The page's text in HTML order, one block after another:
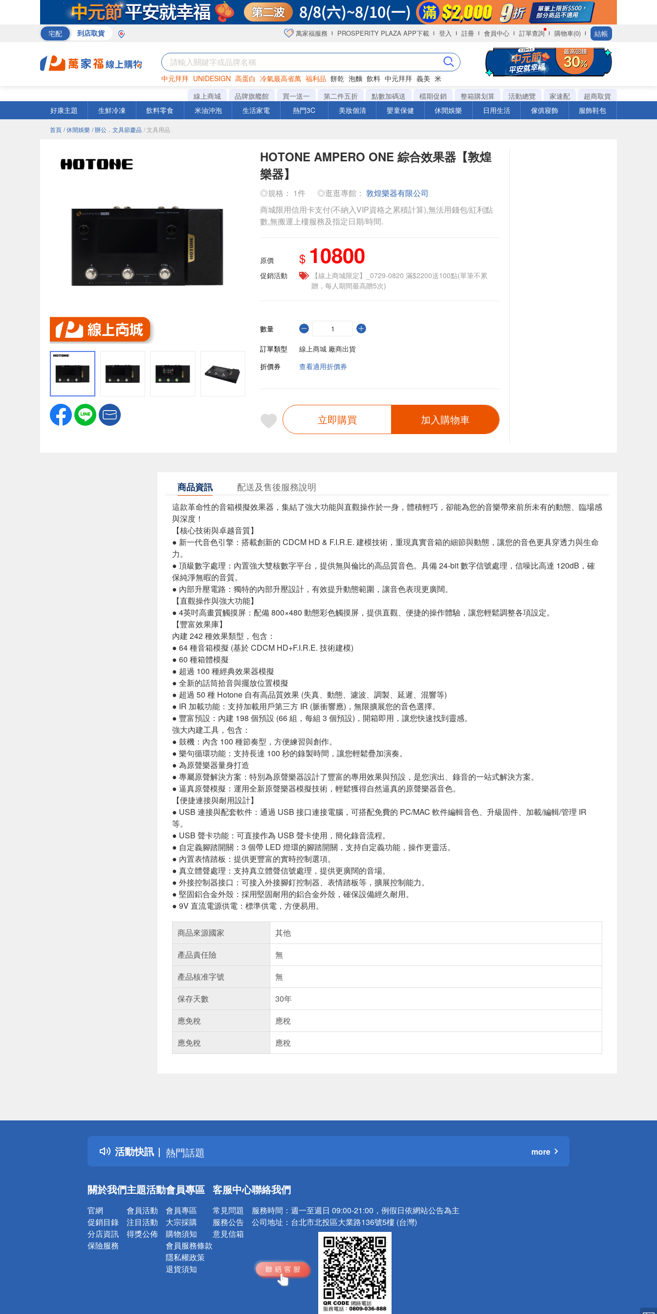
宅配 到店取貨 萬家福服務 PROSPERITY PLAZA APP下載 登入 註冊 會員中心 訂單查詢 購物車(0) 結帳
中元拜拜 UNIDESIGN 高蛋白 冷氣最高省萬 福利品 餅乾 泡麵 飲料 中元拜拜 義美 米
罐頭 咖啡 海苔
線上商城 品牌旗艦館 買一送一 第二件五折 點數加碼送 檔期促銷 整箱購划算 活動總覽 家速配
超商取貨
好康主題
生鮮冷凍 飲料零食 米油沖泡 生活家電 熱門3C 美妝個清 嬰童保健 休閒娛樂 日用生活 傢俱寢飾 服飾鞋包
首頁 / 休閒娛樂 / 辦公．文具節慶品 / 文具用品
HOTONE AMPERO ONE 綜合效果器【敦煌
樂器】
◎規格： 1件 ◎逛逛專館： 敦煌樂器有限公司
商城限用信用卡支付(不納入VIP資格之累積計算),無法用錢包/紅利點
數,無搬運上樓服務及指定日期/時間.
原價 $ 10800
促銷活動
【線上商城限定】_0729-0820 滿$2200送100點(單筆不累
贈，每人期間最高贈5次)
數量
訂單類型
線上商城 廠商出貨
折價券
查看適用折價券
立即購買 加入購物車
商品資訊 配送及售後服務說明
這款革命性的音箱模擬效果器，集結了強大功能與直觀操作於一身，體積輕巧，卻能為您的音樂帶來前所未有的動態、臨場感
與深度！
【核心技術與卓越音質】
● 新一代音色引擎：搭載創新的 CDCM HD & F.I.R.E. 建模技術，重現真實音箱的細節與動態，讓您的音色更具穿透力與生命
力。
● 頂級數字處理：內置強大雙核數字平台，提供無與倫比的高品質音色。具備 24-bit 數字信號處理，信噪比高達 120dB，確
保純淨無暇的音質。
● 內部升壓電路：獨特的內部升壓設計，有效提升動態範圍，讓音色表現更廣闊。
【直觀操作與強大功能】
● 4英吋高畫質觸摸屏：配備 800×480 動態彩色觸摸屏，提供直觀、便捷的操作體驗，讓您輕鬆調整各項設定。
【豐富效果庫】
內建 242 種效果類型，包含：
● 64 種音箱模擬 (基於 CDCM HD+F.I.R.E. 技術建模)
● 60 種箱體模擬
● 超過 100 種經典效果器模擬
● 全新的話筒拾音與擺放位置模擬
● 超過 50 種 Hotone 自有高品質效果 (失真、動態、濾波、調製、延遲、混響等)
● IR 加載功能：支持加載用戶第三方 IR (脈衝響應)，無限擴展您的音色選擇。
● 豐富預設：內建 198 個預設 (66 組，每組 3 個預設)，開箱即用，讓您快速找到靈感。
強大內建工具，包含：
● 鼓機：內含 100 種節奏型，方便練習與創作。
● 樂句循環功能：支持長達 100 秒的錄製時間，讓您輕鬆疊加演奏。
● 為原聲樂器量身打造
● 專屬原聲解決方案：特別為原聲樂器設計了豐富的專用效果與預設，是您演出、錄音的一站式解決方案。
● 逼真原聲模擬：運用全新原聲樂器模擬技術，輕鬆獲得自然逼真的原聲樂器音色。
【便捷連接與耐用設計】
● USB 連接與配套軟件：通過 USB 接口連接電腦，可搭配免費的 PC/MAC 軟件編輯音色、升級固件、加載/編輯/管理 IR
等。
● USB 聲卡功能：可直接作為 USB 聲卡使用，簡化錄音流程。
● 自定義腳踏開關：3 個帶 LED 燈環的腳踏開關，支持自定義功能，操作更靈活。
● 內置表情踏板：提供更豐富的實時控制選項。
● 真立體聲處理：支持真立體聲信號處理，提供更廣闊的音場。
● 外接控制器接口：可接入外接腳釘控制器、表情踏板等，擴展控制能力。
● 堅固鋁合金外殼：採用堅固耐用的鋁合金外殼，確保設備經久耐用。
● 9V 直流電源供電：標準供電，方便易用。
商品來源國家
其他
產品責任險
無
產品核准字號
無
保存天數
30年
應免稅
應稅
應免稅
應稅
活動快訊
詐騙網頁！請小心！
得獎公告
熱門話題
銀行優惠
詐騙網頁！請小心！
more
關於我們
官網
促銷目錄
分店資訊
保險服務
主題活動
會員活動
注目活動
得獎公佈
會員專區
會員專區
大宗採購
購物須知
會員服務條款
隱私權政策
退貨須知
客服中心
常見問題
服務公告
意見信箱
聯絡我們
服務時間： 週一至週日 09:00-21:00，例假日依網站公告為主
公司地址： 台北市北投區大業路136號5樓 (台灣)